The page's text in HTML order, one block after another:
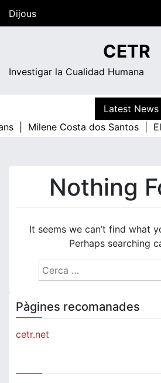
Dijous
CETR
Investigar la Cualidad Humana
Latest News
|
Milene Costa dos Santos |
Nothing
It seems we can’t find what
Perhaps searching
Cerca:
Pàgines recomanades
cetr.net